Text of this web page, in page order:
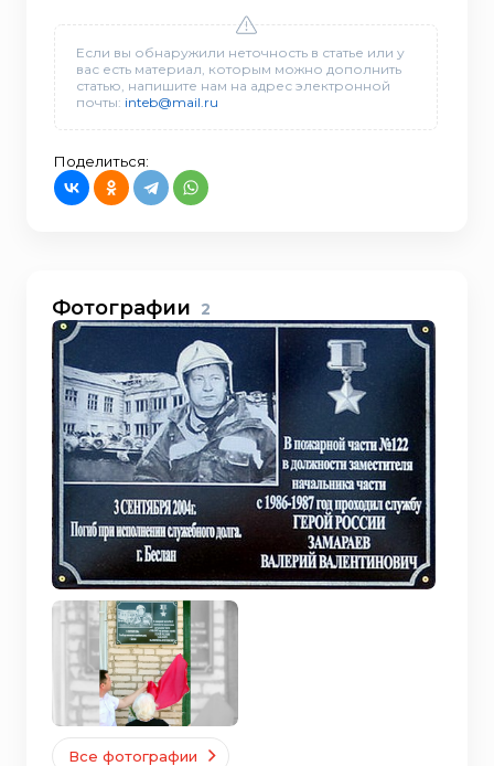
Если вы обнаружили неточность в статье или у
вас есть материал, которым можно дополнить
статью, напишите нам на адрес электронной
почты: inteb@mail.ru
Поделиться:
Фотографии 2
Все фотографии